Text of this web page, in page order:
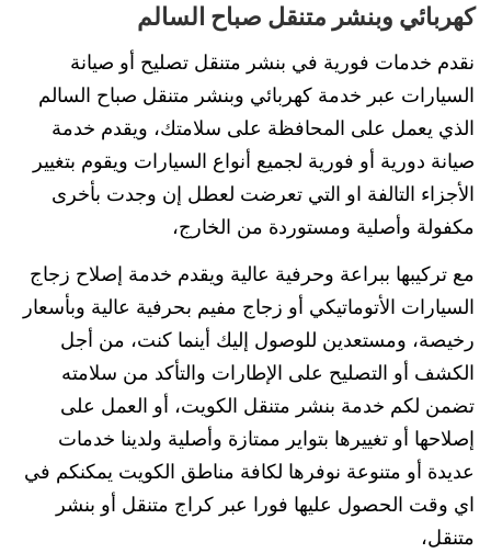
كهربائي وبنشر متنقل صباح السالم
نقدم خدمات فورية في بنشر متنقل تصليح أو صيانة
السيارات عبر خدمة كهربائي وبنشر متنقل صباح السالم
الذي يعمل على المحافظة على سلامتك، ويقدم خدمة
صيانة دورية أو فورية لجميع أنواع السيارات ويقوم بتغيير
الأجزاء التالفة او التي تعرضت لعطل إن وجدت بأخرى
مكفولة وأصلية ومستوردة من الخارج،
مع تركيبها ببراعة وحرفية عالية ويقدم خدمة إصلاح زجاج
السيارات الأتوماتيكي أو زجاج مفيم بحرفية عالية وبأسعار
رخيصة، ومستعدين للوصول إليك أينما كنت، من أجل
الكشف أو التصليح على الإطارات والتأكد من سلامته
تضمن لكم خدمة بنشر متنقل الكويت، أو العمل على
إصلاحها أو تغييرها بتواير ممتازة وأصلية ولدينا خدمات
عديدة أو متنوعة نوفرها لكافة مناطق الكويت يمكنكم في
اي وقت الحصول عليها فورا عبر كراج متنقل أو بنشر
متنقل،